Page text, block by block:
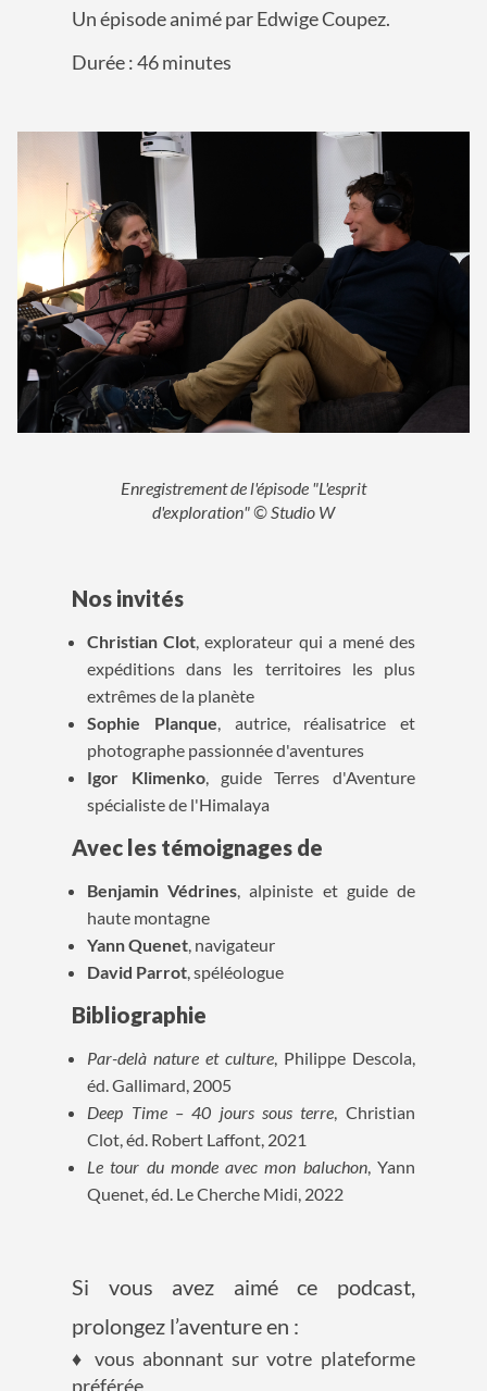
Un épisode animé par Edwige Coupez.
Durée : 46 minutes
Enregistrement de l'épisode "L'esprit
d'exploration" © Studio W
Nos invités
Christian Clot, explorateur qui a mené des
expéditions dans les territoires les plus
extrêmes de la planète
Sophie Planque, autrice, réalisatrice et
photographe passionnée d'aventures
Igor Klimenko, guide Terres d'Aventure
spécialiste de l'Himalaya
Avec les témoignages de
Benjamin Védrines, alpiniste et guide de
haute montagne
Yann Quenet, navigateur
David Parrot, spéléologue
Bibliographie
Par-delà nature et culture, Philippe Descola,
éd. Gallimard, 2005
Deep Time – 40 jours sous terre, Christian
Clot, éd. Robert Laffont, 2021
Le tour du monde avec mon baluchon, Yann
Quenet, éd. Le Cherche Midi, 2022
Si vous avez aimé ce podcast,
prolongez l’aventure en :
♦ vous abonnant sur votre plateforme
préférée